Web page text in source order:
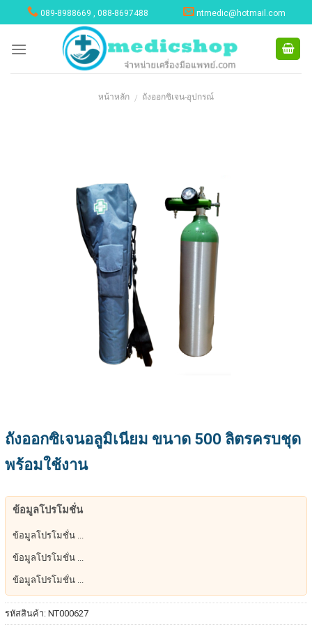
to
content
089-8988669 , 088-8697488 ntmedic@hotmail.com
หน้าหลัก / ถังออกซิเจน-อุปกรณ์
ถังออกซิเจนอลูมิเนียม ขนาด 500 ลิตรครบชุด
พร้อมใช้งาน
ข้อมูลโปรโมชั่น
ข้อมูลโปรโมชั่น ...
ข้อมูลโปรโมชั่น ...
ข้อมูลโปรโมชั่น ...
รหัสสินค้า: NT000627